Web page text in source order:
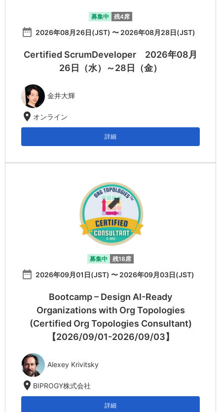
募集中 残4席
date_range 2026年08月26日(JST) 〜 2026年08月28日(JST)
Certified ScrumDeveloper 2026年08月
26日（水）～28日（金）
金井大輝
location_on オンライン
詳細
募集中 残18席
date_range 2026年09月01日(JST) 〜 2026年09月03日(JST)
Bootcamp – Design AI-Ready
Organizations with Org Topologies
(Certified Org Topologies Consultant)
【2026/09/01-2026/09/03】
Alexey Krivitsky
location_on BIPROGY株式会社
詳細